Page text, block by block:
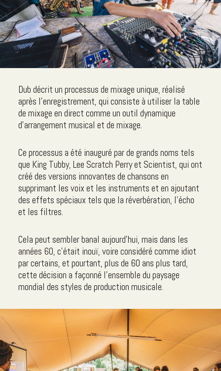
Dub décrit un processus de mixage unique, réalisé
après l'enregistrement, qui consiste à utiliser la table
de mixage en direct comme un outil dynamique
d'arrangement musical et de mixage.
Ce processus a été inauguré par de grands noms tels
que King Tubby, Lee Scratch Perry et Scientist, qui ont
créé des versions innovantes de chansons en
supprimant les voix et les instruments et en ajoutant
des effets spéciaux tels que la réverbération, l'écho
et les filtres.
Cela peut sembler banal aujourd'hui, mais dans les
années 60, c'était inouï, voire considéré comme idiot
par certains, et pourtant, plus de 60 ans plus tard,
cette décision a façonné l'ensemble du paysage
mondial des styles de production musicale.